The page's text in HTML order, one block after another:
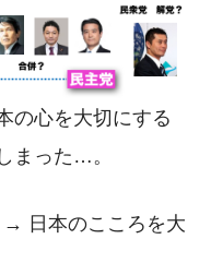
の心を大切にする
まった…。
日本のこころを大